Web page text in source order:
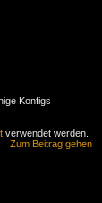
Konfigs
verwendet werden.
Zum Beitrag gehen